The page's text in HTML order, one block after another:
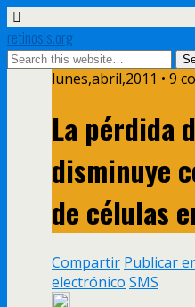
retinosis.org
lunes,abril,2011 • 9
La pérdida
disminuye
de células
Compartir Publicar
electrónico SMS